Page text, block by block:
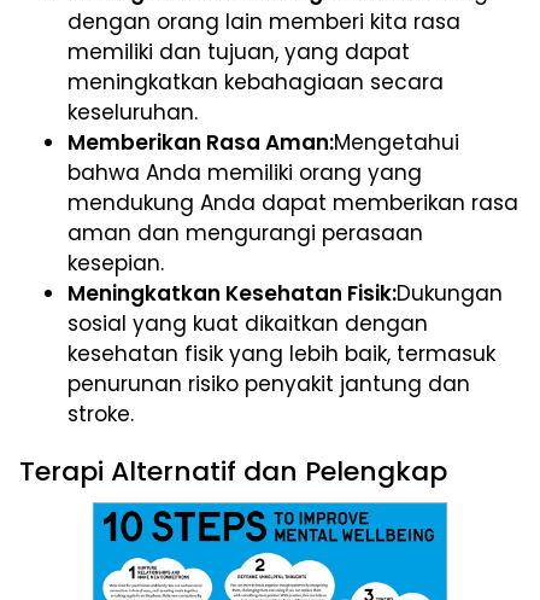
dengan orang lain memberi kita rasa
memiliki dan tujuan, yang dapat
meningkatkan kebahagiaan secara
keseluruhan.
Memberikan Rasa Aman:Mengetahui
bahwa Anda memiliki orang yang
mendukung Anda dapat memberikan rasa
aman dan mengurangi perasaan
kesepian.
Meningkatkan Kesehatan Fisik:Dukungan
sosial yang kuat dikaitkan dengan
kesehatan fisik yang lebih baik, termasuk
penurunan risiko penyakit jantung dan
stroke.
Terapi Alternatif dan Pelengkap